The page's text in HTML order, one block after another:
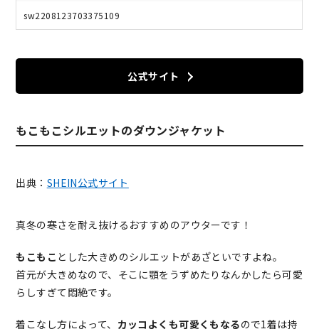
sw2208123703375109
公式サイト
もこもこシルエットのダウンジャケット
出典： SHEIN公式サイト
真冬の寒さを耐え抜けるおすすめのアウターです！
もこもこ とした大きめのシルエットがあざといですよね。
首元が大きめなので、そこに顎をうずめたりなんかしたら可愛
らしすぎて悶絶です。
着こなし方によって、 カッコよくも可愛くもなるので1着は持